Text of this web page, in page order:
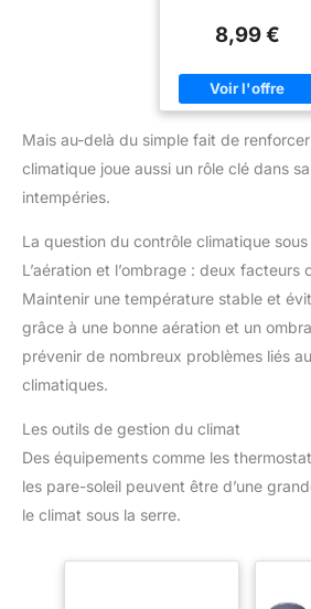
8,99 €
Mais au-delà du simple fait de
climatique joue aussi un rôle clé dans
intempéries.
La question du contrôle climatique sous
L’aération et l’ombrage : deux facteurs
Maintenir une température stable et
grâce à une bonne aération et un
prévenir de nombreux problèmes liés
climatiques.
Les outils de gestion du climat
Des équipements comme les
les pare-soleil peuvent être d’une
le climat sous la serre.